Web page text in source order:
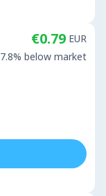
€0.79 EUR
7.8% below market